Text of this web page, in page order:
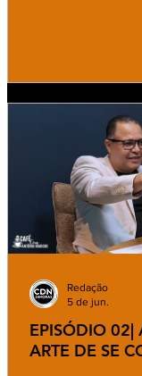
EPISÓDIO 02|
ARTE DE SE
Redação
5 de jun.